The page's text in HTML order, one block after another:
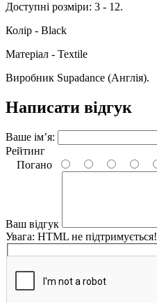
Доступні розміри: 3 - 12.
Колір - Black
Матеріал - Textile
Виробник Supadance (Англія).
Написати відгук
Ваше ім’я:
Рейтинг
Погано
Ваш відгук
Увага: HTML не підтримується!